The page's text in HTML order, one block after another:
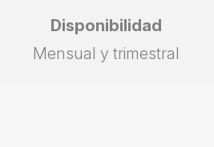
Disponibilidad
Mensual y trimestral